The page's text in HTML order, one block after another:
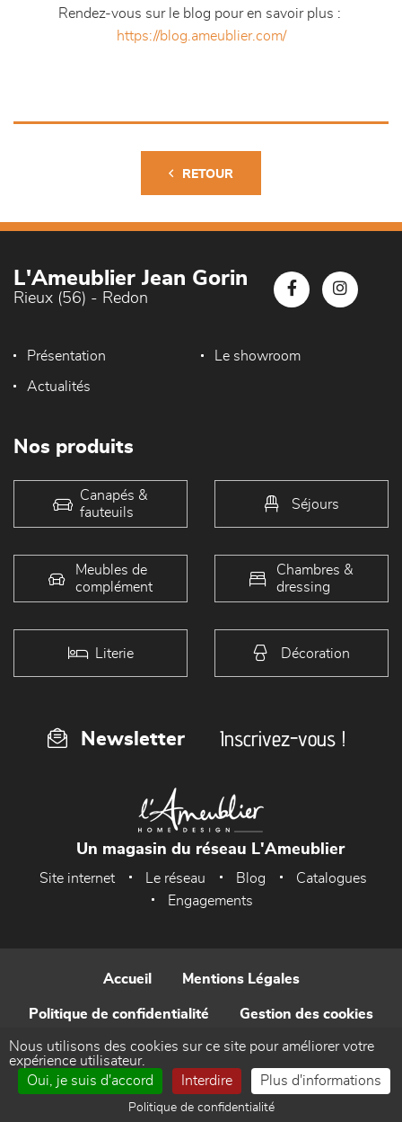
Rendez-vous sur le blog pour en savoir plus :
https://blog.ameublier.com/
RETOUR
L'Ameublier Jean Gorin
Rieux (56) - Redon
Présentation Le showroom
Actualités
Nos produits
Canapés &
fauteuils
Séjours
Meubles de
complément
Chambres &
dressing
Literie Décoration
Newsletter Inscrivez-vous !
Un magasin du réseau L'Ameublier
Site internet Le réseau Blog
Catalogues
Engagements
Accueil Mentions Légales
Politique de confidentialité Gestion des cookies
Contact
Réalisé par WEB Enseignes
Nous utilisons des cookies sur ce site pour améliorer votre
expérience utilisateur.
Oui, je suis d'accord
Interdire Plus d'informations
Politique de confidentialité